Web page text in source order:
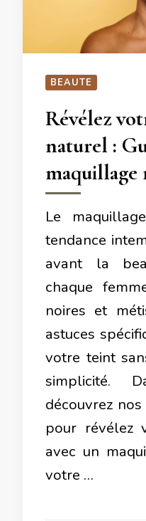
BEAUTE
Révélez
naturel :
maquillage
Le
tendance
avant la
chaque
noires et
astuces
votre teint
simplicité.
découvrez
pour révélez
avec un
votre …